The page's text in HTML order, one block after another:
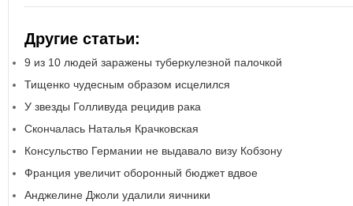
Другие статьи:
9 из 10 людей заражены туберкулезной палочкой
Тищенко чудесным образом исцелился
У звезды Голливуда рецидив рака
Скончалась Наталья Крачковская
Консульство Германии не выдавало визу Кобзону
Франция увеличит оборонный бюджет вдвое
Анджелине Джоли удалили яичники